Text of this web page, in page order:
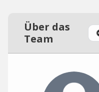
Über das
Team